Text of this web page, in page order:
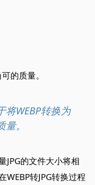
的质量。
WEBP转换为
。
JPG的文件大小将相
转JPG转换过程